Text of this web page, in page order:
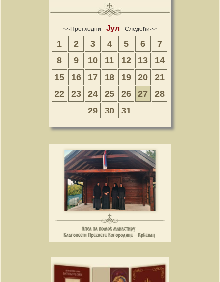
<<Претходни Јул Следећи>>
1 2 3 4 5 6
7
8
9 10 11 12 13
14
15
16 17 18 19 20
21
22
23 24 25 26 27
28
29
30 31